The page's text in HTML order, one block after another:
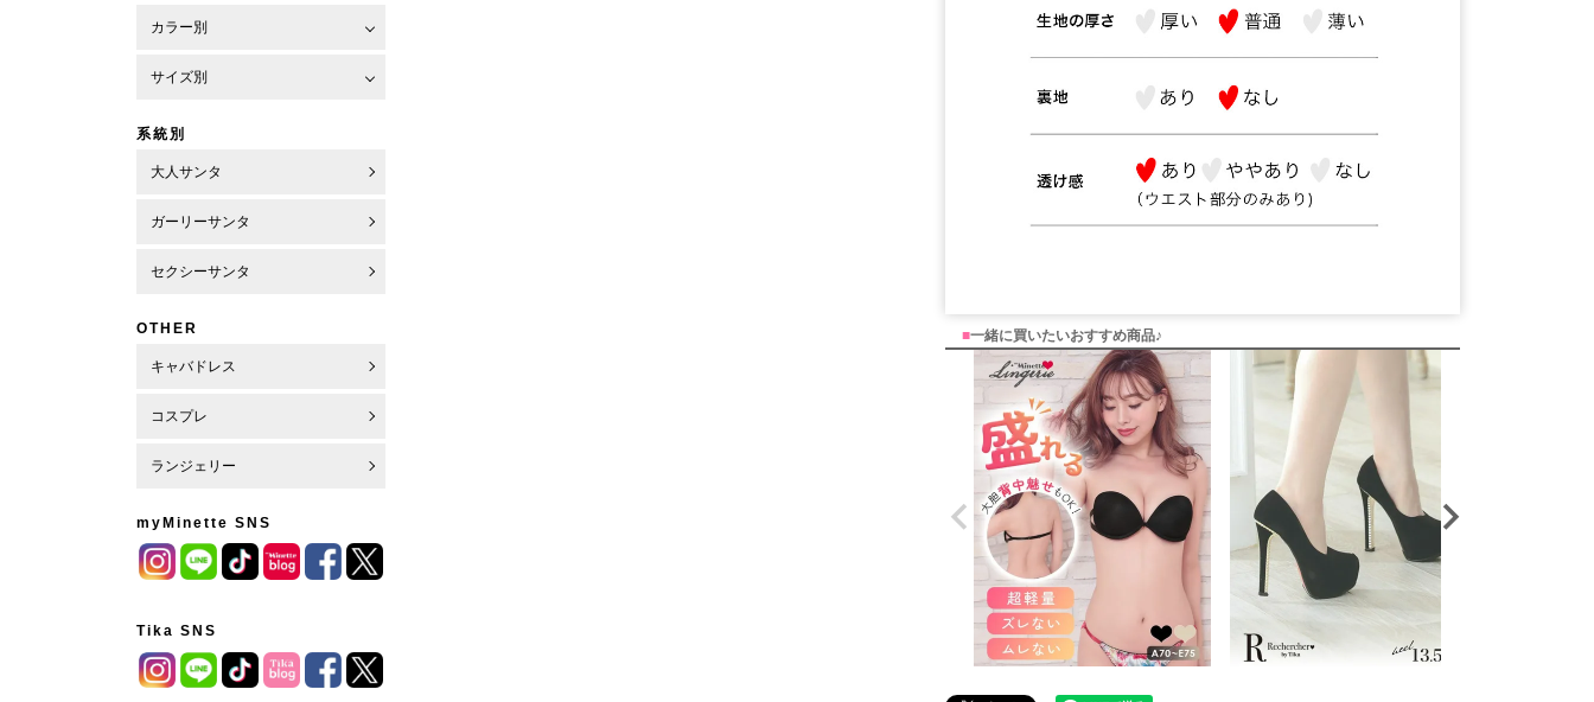
カラー別
サイズ別
系統別
大人サンタ
ガーリーサンタ
セクシーサンタ
OTHER
キャバドレス
コスプレ
ランジェリー
myMinette SNS
Tika SNS
■一緒に買いたいおすすめ商品♪